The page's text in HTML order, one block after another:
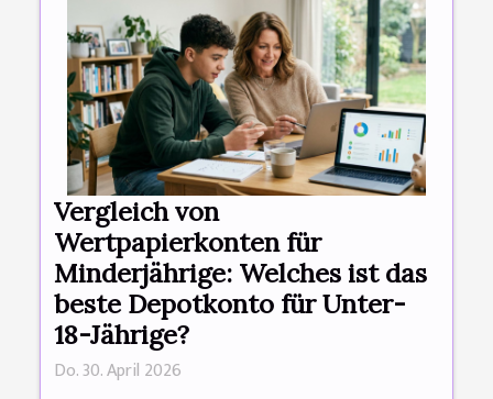
Vergleich von
Wertpapierkonten für
Minderjährige: Welches ist das
beste Depotkonto für Unter-
18-Jährige?
Do. 30. April 2026